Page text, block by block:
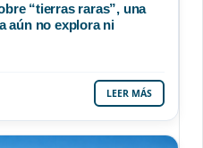
“tierras raras”, una
aún no explora ni
LEER MÁS